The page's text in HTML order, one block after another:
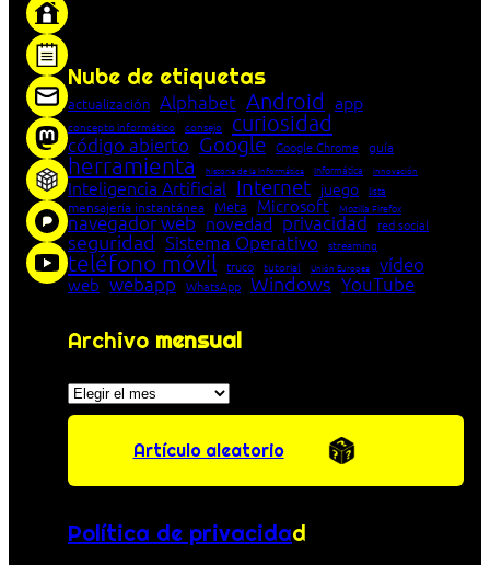
Nube de etiquetas
actualización Alphabet Android app
concepto informático consejo curiosidad
código abierto Google Google Chrome guía
herramienta historia de la Informática Informática innovación
Inteligencia Artificial Internet juego lista
mensajería instantánea Meta Microsoft Mozilla Firefox
navegador web novedad privacidad red social
seguridad Sistema Operativo streaming
teléfono móvil truco tutorial Unión Europea vídeo
web webapp WhatsApp Windows YouTube
Archivo mensual
Archivos
Artículo aleatorio
Política de privacidad